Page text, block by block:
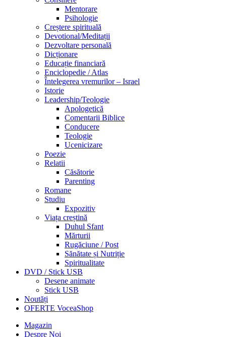
Mentorare
Psihologie
Creștere spirituală
Devotional/Meditații
Dezvoltare personală
Dicționare
Educație financiară
Enciclopedie / Atlas
Întelegerea vremurilor – Israel
Istorie
Leadership/Teologie
Apologetică
Comentarii Biblice
Conducere
Teologie
Ucenicizare
Poezie
Relatii
Căsătorie
Parenting
Romane
Studiu
Expozitiv
Viața creștină
Duhul Sfant
Mărturii
Rugăciune / Post
Sănătate și Nutriție
Spiritualitate
DVD / Stick USB
Desene animate
Stick USB
Noutăți
OFERTE VoceaShop
Magazin
Despre Noi